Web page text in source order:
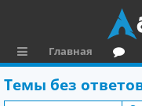
ы
Главная
ру
Темы без